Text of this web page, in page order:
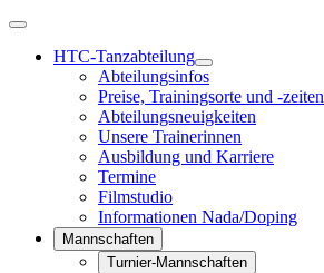
HTC-Tanzabteilung
Abteilungsinfos
Preise, Trainingsorte und -zeiten
Abteilungsneuigkeiten
Unsere Trainerinnen
Ausbildung und Karriere
Termine
Filmstudio
Informationen Nada/Doping
Mannschaften
Turnier-Mannschaften